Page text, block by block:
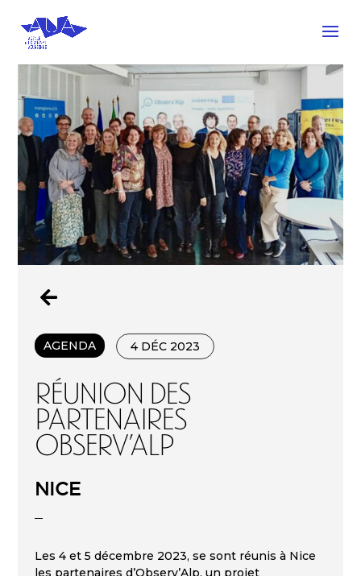

AGENDA 4 DÉC 2023
Réunion des
partenaires
OBSERV’ALP
NICE
Les 4 et 5 décembre 2023, se sont réunis à Nice
les partenaires d’Observ’Alp, un projet